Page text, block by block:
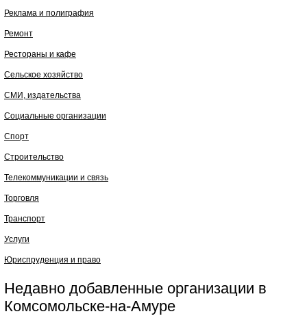
Реклама и полиграфия
Ремонт
Рестораны и кафе
Сельское хозяйство
СМИ, издательства
Социальные организации
Спорт
Строительство
Телекоммуникации и связь
Торговля
Транспорт
Услуги
Юриспруденция и право
Недавно добавленные организации в
Комсомольске-на-Амуре